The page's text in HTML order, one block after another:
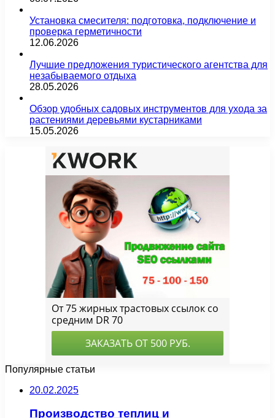
Установка смесителя: подготовка, подключение и
проверка герметичности
12.06.2026
Лучшие предложения туристического агентства для
незабываемого отдыха
28.05.2026
Обзор удобных садовых инструментов для ухода за
растениями деревьями кустарниками
15.05.2026
Популярные статьи
20.02.2025
Производство теплиц и